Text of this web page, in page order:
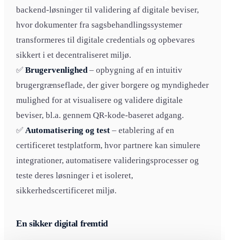
backend-løsninger til validering af digitale beviser,
hvor dokumenter fra sagsbehandlingssystemer
transformeres til digitale credentials og opbevares
sikkert i et decentraliseret miljø.
✅ Brugervenlighed– opbygning af en intuitiv
brugergrænseflade, der giver borgere og myndigheder
mulighed for at visualisere og validere digitale
beviser, bl.a. gennem QR-kode-baseret adgang.
✅ Automatisering og test – etablering af en
certificeret testplatform, hvor partnere kan simulere
integrationer, automatisere valideringsprocesser og
teste deres løsninger i et isoleret,
sikkerhedscertificeret miljø.
En sikker digital fremtid